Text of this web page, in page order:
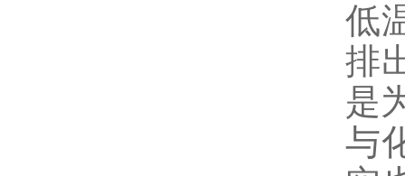
低
排
是
与